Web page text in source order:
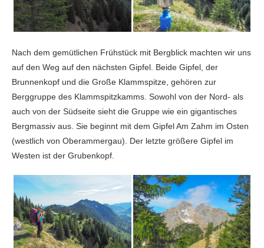
Nach dem gemütlichen Frühstück mit Bergblick machten wir uns
auf den Weg auf den nächsten Gipfel. Beide Gipfel, der
Brunnenkopf und die Große Klammspitze, gehören zur
Berggruppe des Klammspitzkamms. Sowohl von der Nord- als
auch von der Südseite sieht die Gruppe wie ein gigantisches
Bergmassiv aus. Sie beginnt mit dem Gipfel Am Zahm im Osten
(westlich von Oberammergau). Der letzte größere Gipfel im
Westen ist der Grubenkopf.